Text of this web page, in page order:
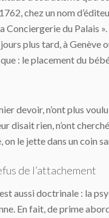
chez un nom
Conciergerie du
plus tard, à Genève
: le placement du
devoir, n’ont plus
disait rien, n’ont
le jette dans un coin
de l’attachement
aussi doctrinale : la
En fait, de prime